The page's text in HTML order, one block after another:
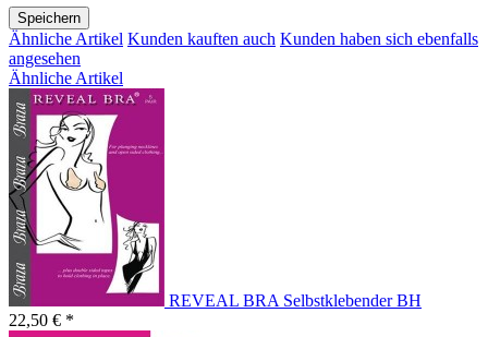
Speichern
Ähnliche Artikel Kunden kauften auch Kunden haben sich ebenfalls
angesehen
Ähnliche Artikel
REVEAL BRA Selbstklebender BH
22,50 € *